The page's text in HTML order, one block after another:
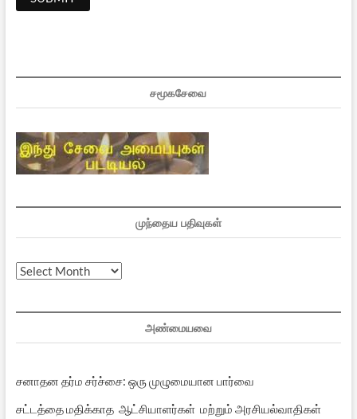
சமூகசேவை
முந்தைய பதிவுகள்
முந்தைய
அண்மையவை
சனாதன தர்ம சர்ச்சை: ஒரு முழுமையான பார்வை
சட்டத்தை மதிக்காத ஆட்சியாளர்கள் மற்றும் அரசியல்வாதிகள்